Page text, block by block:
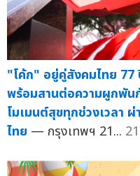
"โค้ก" อยู่คู่สังคมไทย 77
พร้อมสานต่อความผูกพัน
โมเมนต์สุขทุกช่วงเวลา
ไทย — กรุงเทพฯ 21...